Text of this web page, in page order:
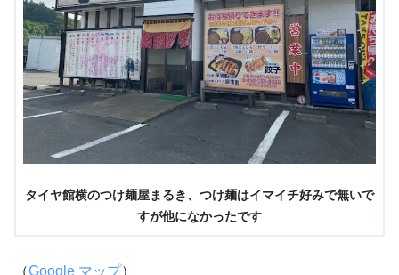
タイヤ館横のつけ麺屋まるき、つけ麺はイマイチ好みで無いで
すが他になかったです
（Google マップ）